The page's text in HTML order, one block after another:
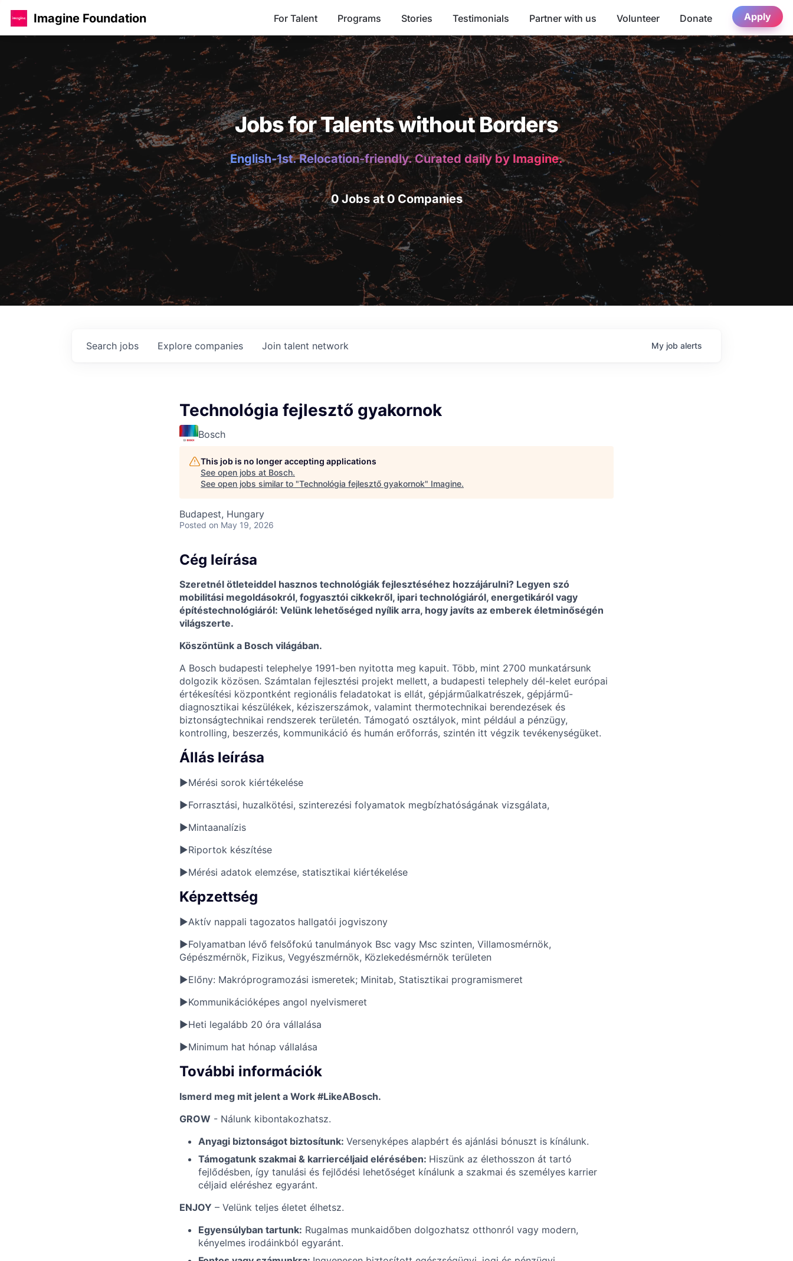
Imagine Foundation For Talent Programs Stories Testimonials Partner with us Volunteer Donate Apply
Jobs for Talents without Borders
English-1st. Relocation-friendly. Curated daily by Imagine.
0 Jobs at 0 Companies
Search jobs Explore companies Join talent network My job alerts
Technológia fejlesztő gyakornok
Bosch
This job is no longer accepting applications
See open jobs at Bosch.
See open jobs similar to "Technológia fejlesztő gyakornok" Imagine.
Budapest, Hungary
Posted on May 19, 2026
Cég leírása
Szeretnél ötleteiddel hasznos technológiák fejlesztéséhez hozzájárulni? Legyen szó
mobilitási megoldásokról, fogyasztói cikkekről, ipari technológiáról, energetikáról vagy
építéstechnológiáról: Velünk lehetőséged nyílik arra, hogy javíts az emberek életminőségén
világszerte.
Köszöntünk a Bosch világában.
A Bosch budapesti telephelye 1991-ben nyitotta meg kapuit. Több, mint 2700 munkatársunk
dolgozik közösen. Számtalan fejlesztési projekt mellett, a budapesti telephely dél-kelet európai
értékesítési központként regionális feladatokat is ellát, gépjárműalkatrészek, gépjármű-
diagnosztikai készülékek, kéziszerszámok, valamint thermotechnikai berendezések és
biztonságtechnikai rendszerek területén. Támogató osztályok, mint például a pénzügy,
kontrolling, beszerzés, kommunikáció és humán erőforrás, szintén itt végzik tevékenységüket.
Állás leírása
►Mérési sorok kiértékelése
►Forrasztási, huzalkötési, szinterezési folyamatok megbízhatóságának vizsgálata,
►Mintaanalízis
►Riportok készítése
►Mérési adatok elemzése, statisztikai kiértékelése
Képzettség
►Aktív nappali tagozatos hallgatói jogviszony
►Folyamatban lévő felsőfokú tanulmányok Bsc vagy Msc szinten, Villamosmérnök,
Gépészmérnök, Fizikus, Vegyészmérnök, Közlekedésmérnök területen
►Előny: Makróprogramozási ismeretek; Minitab, Statisztikai programismeret
►Kommunikációképes angol nyelvismeret
►Heti legalább 20 óra vállalása
►Minimum hat hónap vállalása
További információk
Ismerd meg mit jelent a Work #LikeABosch.
GROW - Nálunk kibontakozhatsz.
Anyagi biztonságot biztosítunk: Versenyképes alapbért és ajánlási bónuszt is kínálunk.
Támogatunk szakmai & karriercéljaid elérésében: Hiszünk az élethosszon át tartó
fejlődésben, így tanulási és fejlődési lehetőséget kínálunk a szakmai és személyes karrier
céljaid eléréshez egyaránt.
ENJOY – Velünk teljes életet élhetsz.
Egyensúlyban tartunk: Rugalmas munkaidőben dolgozhatsz otthonról vagy modern,
kényelmes irodáinkból egyaránt.